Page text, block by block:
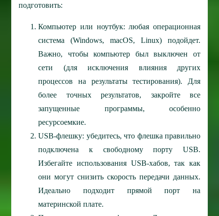
подготовить:
Компьютер или ноутбук: любая операционная
система (Windows, macOS, Linux) подойдет.
Важно, чтобы компьютер был выключен от
сети (для исключения влияния других
процессов на результаты тестирования). Для
более точных результатов, закройте все
запущенные программы, особенно
ресурсоемкие.
USB-флешку: убедитесь, что флешка правильно
подключена к свободному порту USB.
Избегайте использования USB-хабов, так как
они могут снизить скорость передачи данных.
Идеально подходит прямой порт на
материнской плате.